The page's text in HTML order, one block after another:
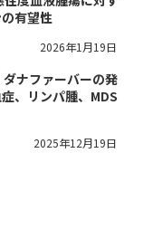
有望性
2026年1月19日
ダナファーバーの発
、リンパ腫、MDS
2025年12月19日